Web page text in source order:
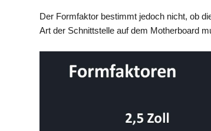
Der Formfaktor bestimmt jedoch nicht, ob
Art der Schnittstelle auf dem Motherboard